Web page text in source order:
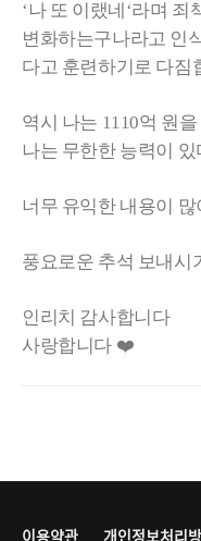
‘나 또 이랬네‘라며
변화하는구나라고 인
다고 훈련하기로 다짐
역시 나는 1110억 원
나는 무한한 능력이 있
너무 유익한 내용이
풍요로운 추석 보내시
인리치 감사합니다
사랑합니다 ❤️
이용약관 개인정보처리